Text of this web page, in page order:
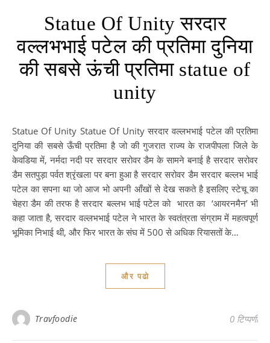
Statue Of Unity सरदार
वल्लभभाई पटेल की प्रतिमा दुनिया
की सबसे ऊंची प्रतिमा statue of
unity
Statue Of Unity Statue Of Unity सरदार वल्लभभाई पटेल की प्रतिमा
दुनिया की सबसे ऊँची प्रतिमा है जो की गुजरात राज्य के राजपीपला जिले के
केवडिया में, नर्मदा नदी पर सरदार सरोवर डैम के सामने बनाई है सरदार सरोवर
डैम सतपुड़ा पर्वत श्रृंखला पर बना हुआ है सरदार सरोवर डैम सरदार बल्लभ भाई
पटेल का सपना था जो आज भो अपनी आँखों से देख सकते है इसलिए स्टेचू का
चेहरा डैम की तरफ है सरदार बल्लभ भाई पटेल को भारत का ‘आयरनमैन’ भी
कहा जाता है, सरदार वल्लभभाई पटेल ने भारत के स्वतंत्रता संग्राम में महत्वपूर्ण
भूमिका निभाई थी, और फिर भारत के संघ में 500 से अधिक रियासतों के…
और पढो
Travfoodie 0 टिप्पणी